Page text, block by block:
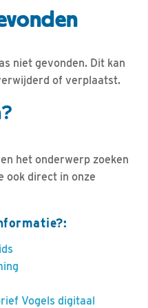
niet gevonden. Dit kan
of verplaatst.
het onderwerp zoeken
ook direct in onze
Vogels digitaal